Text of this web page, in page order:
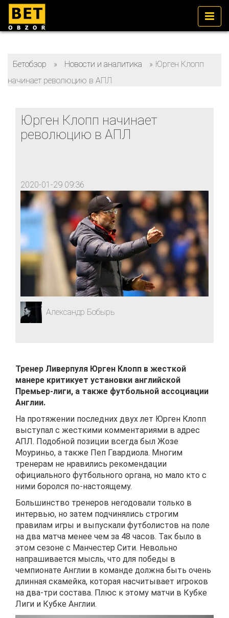
Бетобзор » Новости и аналитика » Юрген Клопп
начинает революцию в АПЛ
Юрген Клопп начинает
революцию в АПЛ
2020-01-29 09:36
Александр Бобырь
Тренер Ливерпуля Юрген Клопп в жесткой
манере критикует установки английской
Премьер-лиги, а также футбольной ассоциации
Англии.
На протяжении последних двух лет Юрген Клопп
выступал с жесткими комментариями в адрес
АПЛ. Подобной позиции всегда был Жозе
Моуриньо, а также Пеп Гвардиола. Многим
тренерам не нравились рекомендации
официального футбольного органа, но мало кто с
ними боролся по-настоящему.
Большинство тренеров негодовали только в
интервью, но затем подчинялись строгим
правилам игры и выпускали футболистов на поле
на два матча менее чем за 48 часов. Так было в
этом сезоне с Манчестер Сити. Невольно
напрашивается мысль, что для победы в
чемпионате Англии в команде должна быть очень
длинная скамейка, которая насчитывает игроков
на два-три состава. Плюс к этому матчи в Кубке
Лиги и Кубке Англии.